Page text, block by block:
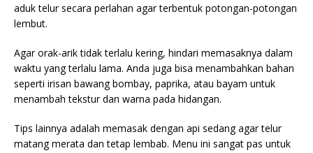
aduk telur secara perlahan agar terbentuk potongan-potongan
lembut.
Agar orak-arik tidak terlalu kering, hindari memasaknya dalam
waktu yang terlalu lama. Anda juga bisa menambahkan bahan
seperti irisan bawang bombay, paprika, atau bayam untuk
menambah tekstur dan warna pada hidangan.
Tips lainnya adalah memasak dengan api sedang agar telur
matang merata dan tetap lembab. Menu ini sangat pas untuk